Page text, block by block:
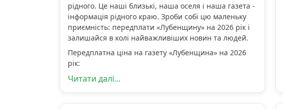
рідного. Це наші близькі, наша оселя і наша газета -
інформація рідного краю. Зроби собі цю маленьку
приємність: передплати «Лубенщину» на 2026 рік і
залишайся в колі найважливіших новин та людей.
Передплатна ціна на газету «Лубенщина» на 2026
рік:
Читати далі...